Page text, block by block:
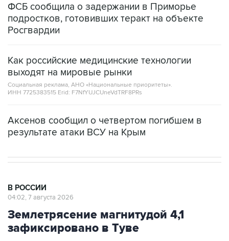
ФСБ сообщила о задержании в Приморье
подростков, готовивших теракт на объекте
Росгвардии
Как российские медицинские технологии
выходят на мировые рынки
Социальная реклама, АНО «Национальные приоритеты».
ИНН 7725383515 Erid: F7NfYUJCUneVdTRF8PRs
Аксенов сообщил о четвертом погибшем в
результате атаки ВСУ на Крым
В РОССИИ
04:02, 7 августа 2026
Землетрясение магнитудой 4,1
зафиксировано в Туве